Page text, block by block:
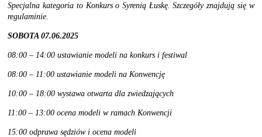
Specjalna kategoria to Konkurs o Syrenią Łuskę. Szczegóły znajdują się w
regulaminie.
SOBOTA 07.06.2025
08:00 – 14:00 ustawianie modeli na konkurs i festiwal
08:00 – 11:00 ustawianie modeli na Konwencję
10:00 – 18:00 wystawa otwarta dla zwiedzających
11:00 – 13:00 ocena modeli w ramach Konwencji
15:00 odprawa sędziów i ocena modeli